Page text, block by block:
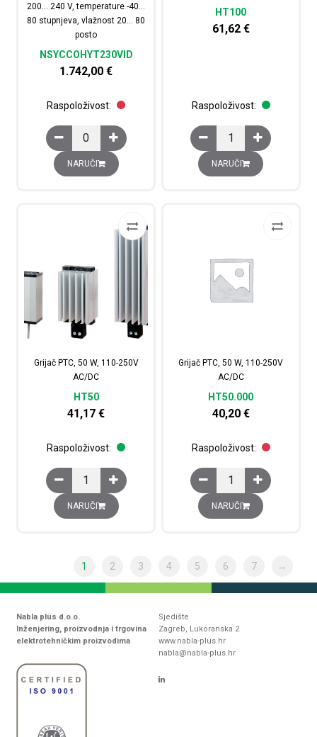
200… 240 V, temperature -40…
80 stupnjeva, vlažnost 20… 80
posto
NSYCCOHYT230VID
1.742,00€
Raspoloživost:
Elektronički higroterm Climasys CC s OLED
NARUČI
HT100
61,62 €
Raspoloživost:
Grijač PTC, 100 W,
NARUČI
Grijač PTC, 50 W, 110-250V
AC/DC
HT50
41,17€
Raspoloživost:
Grijač PTC, 50 W, 110-250V AC/DC količina
NARUČI
Grijač PTC, 50 W, 110-250V
AC/DC
HT50.000
40,20 €
Raspoloživost:
Grijač PTC, 50 W,
NARUČI
1 2 3 4 5 6 7 →
Nabla plus d.o.o.
Inženjering, proizvodnja i trgovina
elektrotehničkim proizvodima
Sjedište
Zagreb, Lukoranska 2
www.nabla-plus.hr
nabla@nabla-plus.hr